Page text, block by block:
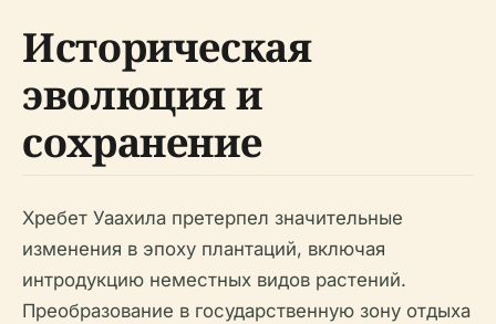
Историческая
эволюция и
сохранение
Хребет Уаахила претерпел значительные
изменения в эпоху плантаций, включая
интродукцию неместных видов растений.
Преобразование в государственную зону отдыха